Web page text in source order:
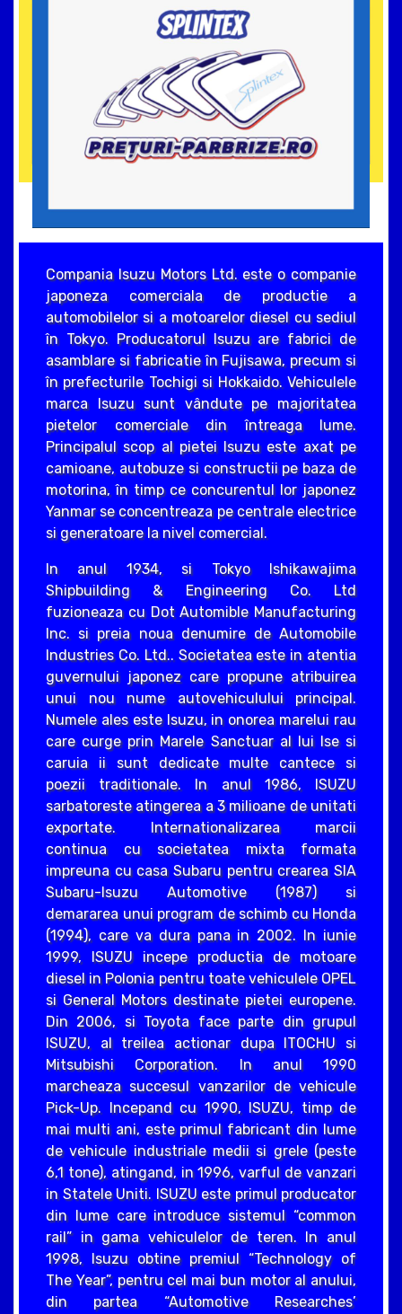
Compania Isuzu Motors Ltd. este o companie
japoneza comerciala de productie a
automobilelor si a motoarelor diesel cu sediul
în Tokyo. Producatorul Isuzu are fabrici de
asamblare si fabricatie în Fujisawa, precum si
în prefecturile Tochigi si Hokkaido. Vehiculele
marca Isuzu sunt vândute pe majoritatea
pietelor comerciale din întreaga lume.
Principalul scop al pietei Isuzu este axat pe
camioane, autobuze si constructii pe baza de
motorina, în timp ce concurentul lor japonez
Yanmar se concentreaza pe centrale electrice
si generatoare la nivel comercial.
In anul 1934, si Tokyo Ishikawajima
Shipbuilding & Engineering Co. Ltd
fuzioneaza cu Dot Automible Manufacturing
Inc. si preia noua denumire de Automobile
Industries Co. Ltd.. Societatea este in atentia
guvernului japonez care propune atribuirea
unui nou nume autovehiculului principal.
Numele ales este Isuzu, in onorea marelui rau
care curge prin Marele Sanctuar al lui Ise si
caruia ii sunt dedicate multe cantece si
poezii traditionale. In anul 1986, ISUZU
sarbatoreste atingerea a 3 milioane de unitati
exportate. Internationalizarea marcii
continua cu societatea mixta formata
impreuna cu casa Subaru pentru crearea SIA
Subaru-Isuzu Automotive (1987) si
demararea unui program de schimb cu Honda
(1994), care va dura pana in 2002. In iunie
1999, ISUZU incepe productia de motoare
diesel in Polonia pentru toate vehiculele OPEL
si General Motors destinate pietei europene.
Din 2006, si Toyota face parte din grupul
ISUZU, al treilea actionar dupa ITOCHU si
Mitsubishi Corporation. In anul 1990
marcheaza succesul vanzarilor de vehicule
Pick-Up. Incepand cu 1990, ISUZU, timp de
mai multi ani, este primul fabricant din lume
de vehicule industriale medii si grele (peste
6,1 tone), atingand, in 1996, varful de vanzari
in Statele Uniti. ISUZU este primul producator
din lume care introduce sistemul “common
rail” in gama vehiculelor de teren. In anul
1998, Isuzu obtine premiul “Technology of
The Year”, pentru cel mai bun motor al anului,
din partea “Automotive Researches’